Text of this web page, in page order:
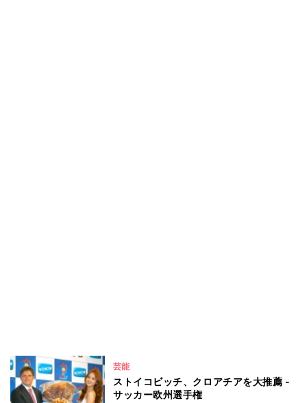
芸能
ストイコビッチ、クロアチアを大推薦 -
サッカー欧州選手権